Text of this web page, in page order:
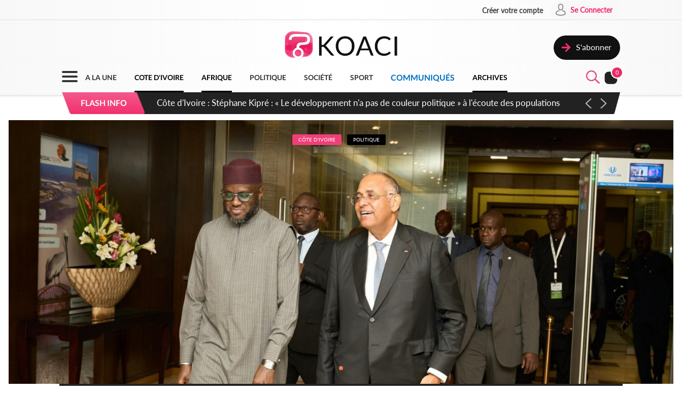
Créer votre compte Se Connecter
S'abonner
A LA UNE COTE D'IVOIRE AFRIQUE POLITIQUE SOCIÉTÉ SPORT COMMUNIQUÉS ARCHIVES
0
FLASH INFO Mali : Les FAMa accueillent 254 anciens combattants issus de groupes armés
CÔTE D'IVOIRE POLITIQUE